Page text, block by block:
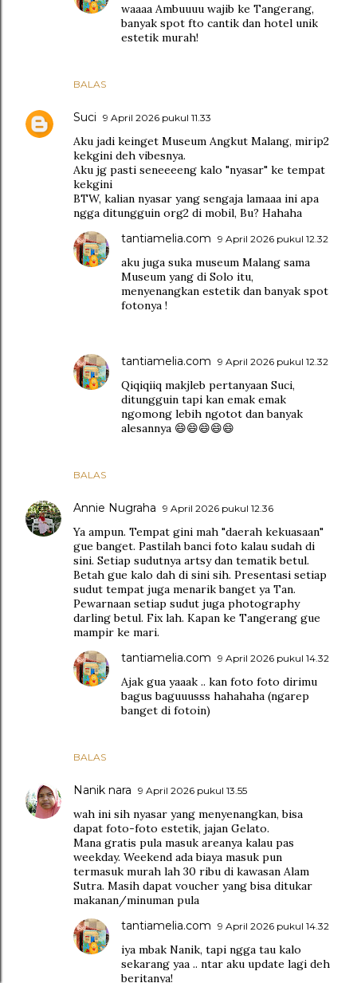
BALAS
waaaa Ambuuuu wajib ke Tangerang,
banyak spot fto cantik dan hotel unik
estetik murah!
Suci 9 April 2026 pukul 11.33
Aku jadi keinget Museum Angkut Malang, mirip2
kekgini deh vibesnya.
Aku jg pasti seneeeeng kalo "nyasar" ke tempat
kekgini
BTW, kalian nyasar yang sengaja lamaaa ini apa
ngga ditungguin org2 di mobil, Bu? Hahaha
BALAS
tantiamelia.com 9 April 2026 pukul 12.32
aku juga suka museum Malang sama
Museum yang di Solo itu,
menyenangkan estetik dan banyak spot
fotonya !
tantiamelia.com 9 April 2026 pukul 12.32
Qiqiqiiq makjleb pertanyaan Suci,
ditungguin tapi kan emak emak
ngomong lebih ngotot dan banyak
alesannya 😄😄😄😄😄
Annie Nugraha 9 April 2026 pukul 12.36
Ya ampun. Tempat gini mah "daerah kekuasaan"
gue banget. Pastilah banci foto kalau sudah di
sini. Setiap sudutnya artsy dan tematik betul.
Betah gue kalo dah di sini sih. Presentasi setiap
sudut tempat juga menarik banget ya Tan.
Pewarnaan setiap sudut juga photography
darling betul. Fix lah. Kapan ke Tangerang gue
mampir ke mari.
BALAS
tantiamelia.com 9 April 2026 pukul 14.32
Ajak gua yaaak .. kan foto foto dirimu
bagus baguuusss hahahaha (ngarep
banget di fotoin)
Nanik nara 9 April 2026 pukul 13.55
wah ini sih nyasar yang menyenangkan, bisa
dapat foto-foto estetik, jajan Gelato.
Mana gratis pula masuk areanya kalau pas
weekday. Weekend ada biaya masuk pun
termasuk murah lah 30 ribu di kawasan Alam
Sutra. Masih dapat voucher yang bisa ditukar
makanan/minuman pula
tantiamelia.com 9 April 2026 pukul 14.32
iya mbak Nanik, tapi ngga tau kalo
sekarang yaa .. ntar aku update lagi deh
beritanya!